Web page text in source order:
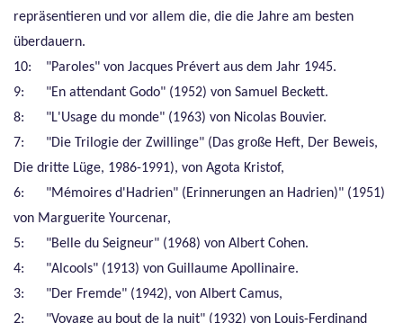
repräsentieren und vor allem die, die die Jahre am besten
überdauern.
10: "Paroles" von Jacques Prévert aus dem Jahr 1945.
9: "En attendant Godo" (1952) von Samuel Beckett.
8: "L'Usage du monde" (1963) von Nicolas Bouvier.
7: "Die Trilogie der Zwillinge" (Das große Heft, Der Beweis,
Die dritte Lüge, 1986-1991), von Agota Kristof,
6: "Mémoires d'Hadrien" (Erinnerungen an Hadrien)" (1951)
von Marguerite Yourcenar,
5: "Belle du Seigneur" (1968) von Albert Cohen.
4: "Alcools" (1913) von Guillaume Apollinaire.
3: "Der Fremde" (1942), von Albert Camus,
2: "Voyage au bout de la nuit" (1932) von Louis-Ferdinand